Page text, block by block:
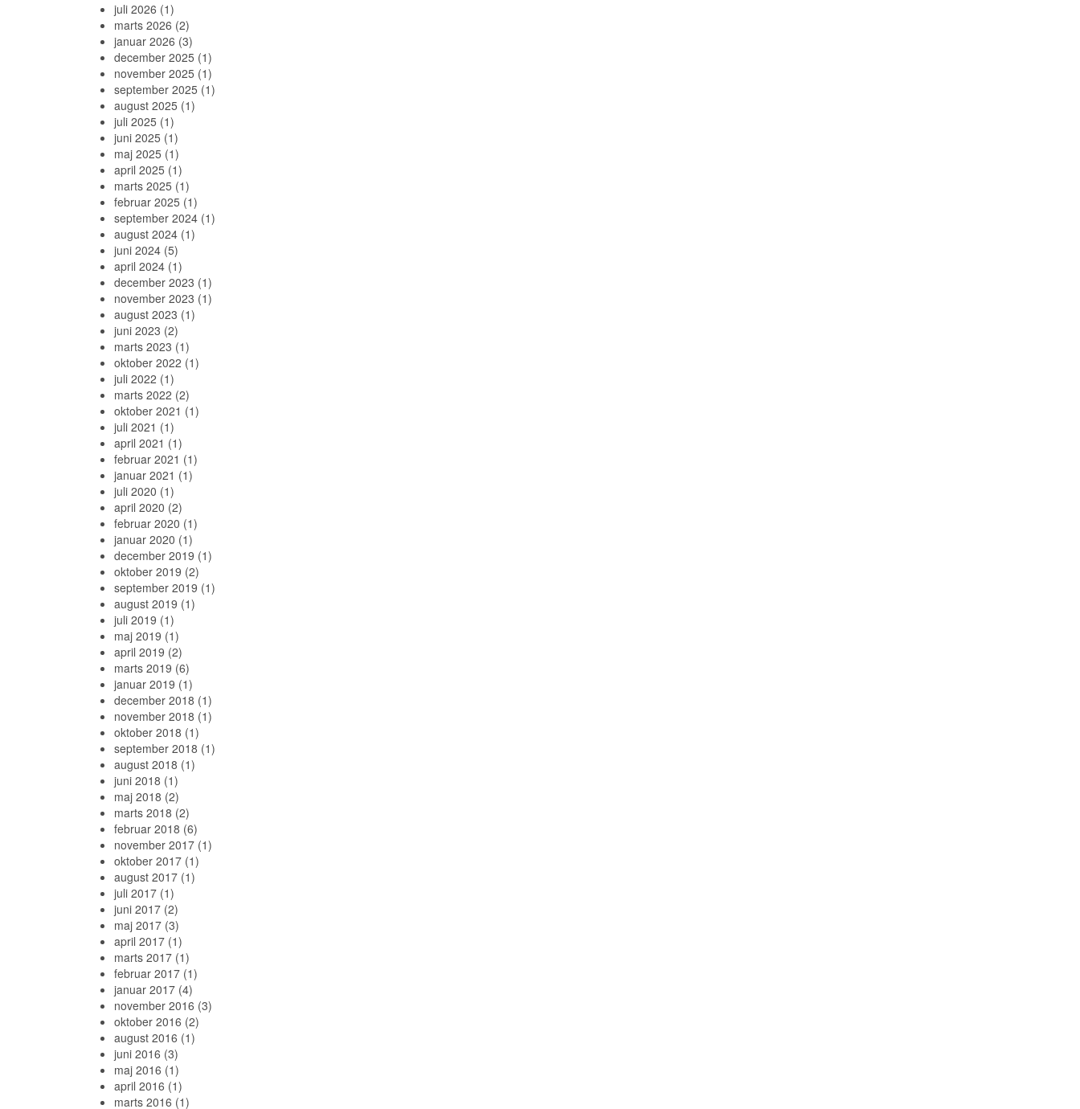
juli 2026 (1)
marts 2026 (2)
januar 2026 (3)
december 2025 (1)
november 2025 (1)
september 2025 (1)
august 2025 (1)
juli 2025 (1)
juni 2025 (1)
maj 2025 (1)
april 2025 (1)
marts 2025 (1)
februar 2025 (1)
september 2024 (1)
august 2024 (1)
juni 2024 (5)
april 2024 (1)
december 2023 (1)
november 2023 (1)
august 2023 (1)
juni 2023 (2)
marts 2023 (1)
oktober 2022 (1)
juli 2022 (1)
marts 2022 (2)
oktober 2021 (1)
juli 2021 (1)
april 2021 (1)
februar 2021 (1)
januar 2021 (1)
juli 2020 (1)
april 2020 (2)
februar 2020 (1)
januar 2020 (1)
december 2019 (1)
oktober 2019 (2)
september 2019 (1)
august 2019 (1)
juli 2019 (1)
maj 2019 (1)
april 2019 (2)
marts 2019 (6)
januar 2019 (1)
december 2018 (1)
november 2018 (1)
oktober 2018 (1)
september 2018 (1)
august 2018 (1)
juni 2018 (1)
maj 2018 (2)
marts 2018 (2)
februar 2018 (6)
november 2017 (1)
oktober 2017 (1)
august 2017 (1)
juli 2017 (1)
juni 2017 (2)
maj 2017 (3)
april 2017 (1)
marts 2017 (1)
februar 2017 (1)
januar 2017 (4)
november 2016 (3)
oktober 2016 (2)
august 2016 (1)
juni 2016 (3)
maj 2016 (1)
april 2016 (1)
marts 2016 (1)